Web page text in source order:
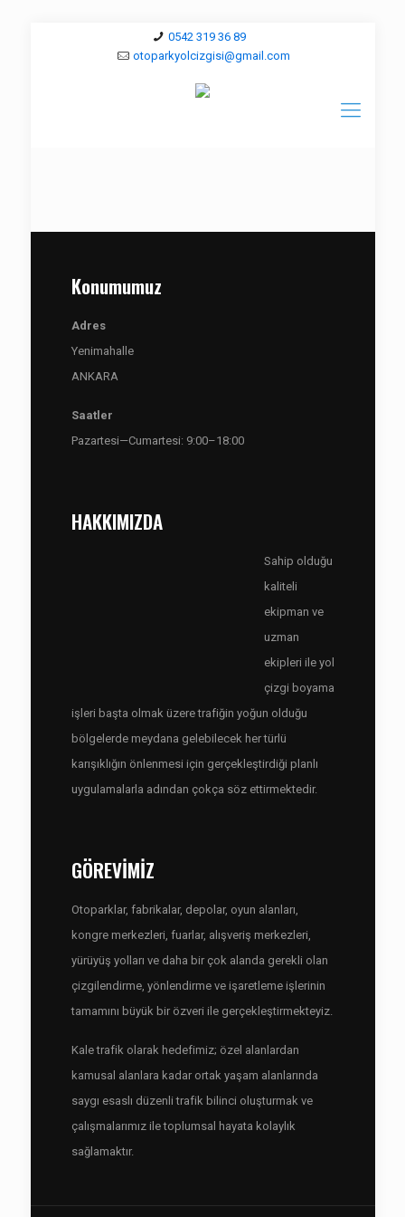
0542 319 36 89
otoparkyolcizgisi@gmail.com
Konumumuz
Adres
Yenimahalle
ANKARA
Saatler
Pazartesi—Cumartesi: 9:00–18:00
HAKKIMIZDA
Sahip olduğu
kaliteli
ekipman ve
uzman
ekipleri ile yol
çizgi boyama
işleri başta olmak üzere trafiğin yoğun olduğu
bölgelerde meydana gelebilecek her türlü
karışıklığın önlenmesi için gerçekleştirdiği planlı
uygulamalarla adından çokça söz ettirmektedir.
GÖREVİMİZ
Otoparklar, fabrikalar, depolar, oyun alanları,
kongre merkezleri, fuarlar, alışveriş merkezleri,
yürüyüş yolları ve daha bir çok alanda gerekli olan
çizgilendirme, yönlendirme ve işaretleme işlerinin
tamamını büyük bir özveri ile gerçekleştirmekteyiz.
Kale trafik olarak hedefimiz; özel alanlardan
kamusal alanlara kadar ortak yaşam alanlarında
saygı esaslı düzenli trafik bilinci oluşturmak ve
çalışmalarımız ile toplumsal hayata kolaylık
sağlamaktır.